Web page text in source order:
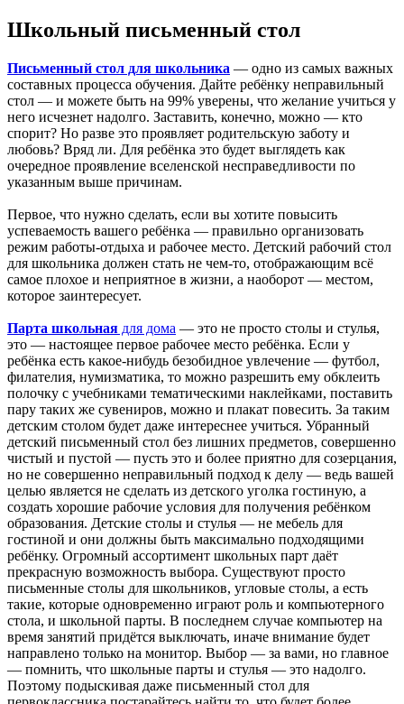
Школьный письменный стол
Письменный стол для школьника — одно из самых важных
составных процесса обучения. Дайте ребёнку неправильный
стол — и можете быть на 99% уверены, что желание учиться у
него исчезнет надолго. Заставить, конечно, можно — кто
спорит? Но разве это проявляет родительскую заботу и
любовь? Вряд ли. Для ребёнка это будет выглядеть как
очередное проявление вселенской несправедливости по
указанным выше причинам.
Первое, что нужно сделать, если вы хотите повысить
успеваемость вашего ребёнка — правильно организовать
режим работы-отдыха и рабочее место. Детский рабочий стол
для школьника должен стать не чем-то, отображающим всё
самое плохое и неприятное в жизни, а наоборот — местом,
которое заинтересует.
Парта школьная для дома — это не просто столы и стулья,
это — настоящее первое рабочее место ребёнка. Если у
ребёнка есть какое-нибудь безобидное увлечение — футбол,
филателия, нумизматика, то можно разрешить ему обклеить
полочку с учебниками тематическими наклейками, поставить
пару таких же сувениров, можно и плакат повесить. За таким
детским столом будет даже интереснее учиться. Убранный
детский письменный стол без лишних предметов, совершенно
чистый и пустой — пусть это и более приятно для созерцания,
но не совершенно неправильный подход к делу — ведь вашей
целью является не сделать из детского уголка гостиную, а
создать хорошие рабочие условия для получения ребёнком
образования. Детские столы и стулья — не мебель для
гостиной и они должны быть максимально подходящими
ребёнку. Огромный ассортимент школьных парт даёт
прекрасную возможность выбора. Существуют просто
письменные столы для школьников, угловые столы, а есть
такие, которые одновременно играют роль и компьютерного
стола, и школьной парты. В последнем случае компьютер на
время занятий придётся выключать, иначе внимание будет
направлено только на монитор. Выбор — за вами, но главное
— помнить, что школьные парты и стулья — это надолго.
Поэтому подыскивая даже письменный стол для